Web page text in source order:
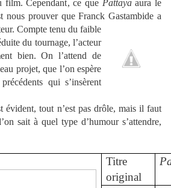
film. Cependant, ce que Pattayaaura le
nous prouver que Franck Gastambide a
Compte tenu du faible
du tournage, l’acteur
bien. On l’attend de
projet, que l’on espère
qui s’insèrent
évident, tout n’est pas drôle, mais il faut
sait à quel type d’humour s’attendre,
Titre
original